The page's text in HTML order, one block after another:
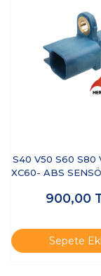
S40 V50 S60 S80
XC60- ABS
900,00
Sepete